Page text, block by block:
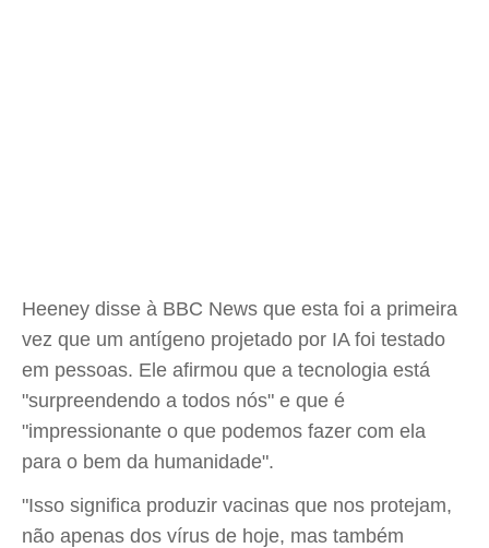
Heeney disse à BBC News que esta foi a primeira
vez que um antígeno projetado por IA foi testado
em pessoas. Ele afirmou que a tecnologia está
"surpreendendo a todos nós" e que é
"impressionante o que podemos fazer com ela
para o bem da humanidade".
"Isso significa produzir vacinas que nos protejam,
não apenas dos vírus de hoje, mas também